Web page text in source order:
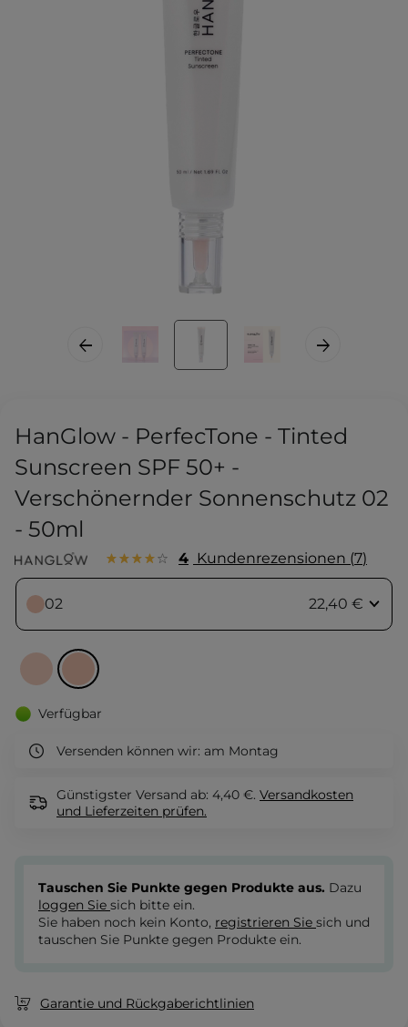
HanGlow - PerfecTone - Tinted
Sunscreen SPF 50+ -
Verschönernder Sonnenschutz 02
- 50ml
4 Kundenrezensionen 7
02 22,40 €
Verfügbar
Versenden können wir: am Montag
Günstigster Versand ab: 4,40 €. Versandkosten
und Lieferzeiten prüfen.
Tauschen Sie Punkte gegen Produkte aus. Dazu
loggen Sie sich bitte ein.
Sie haben noch kein Konto, registrieren Sie sich und
tauschen Sie Punkte gegen Produkte ein.
Garantie und Rückgaberichtlinien